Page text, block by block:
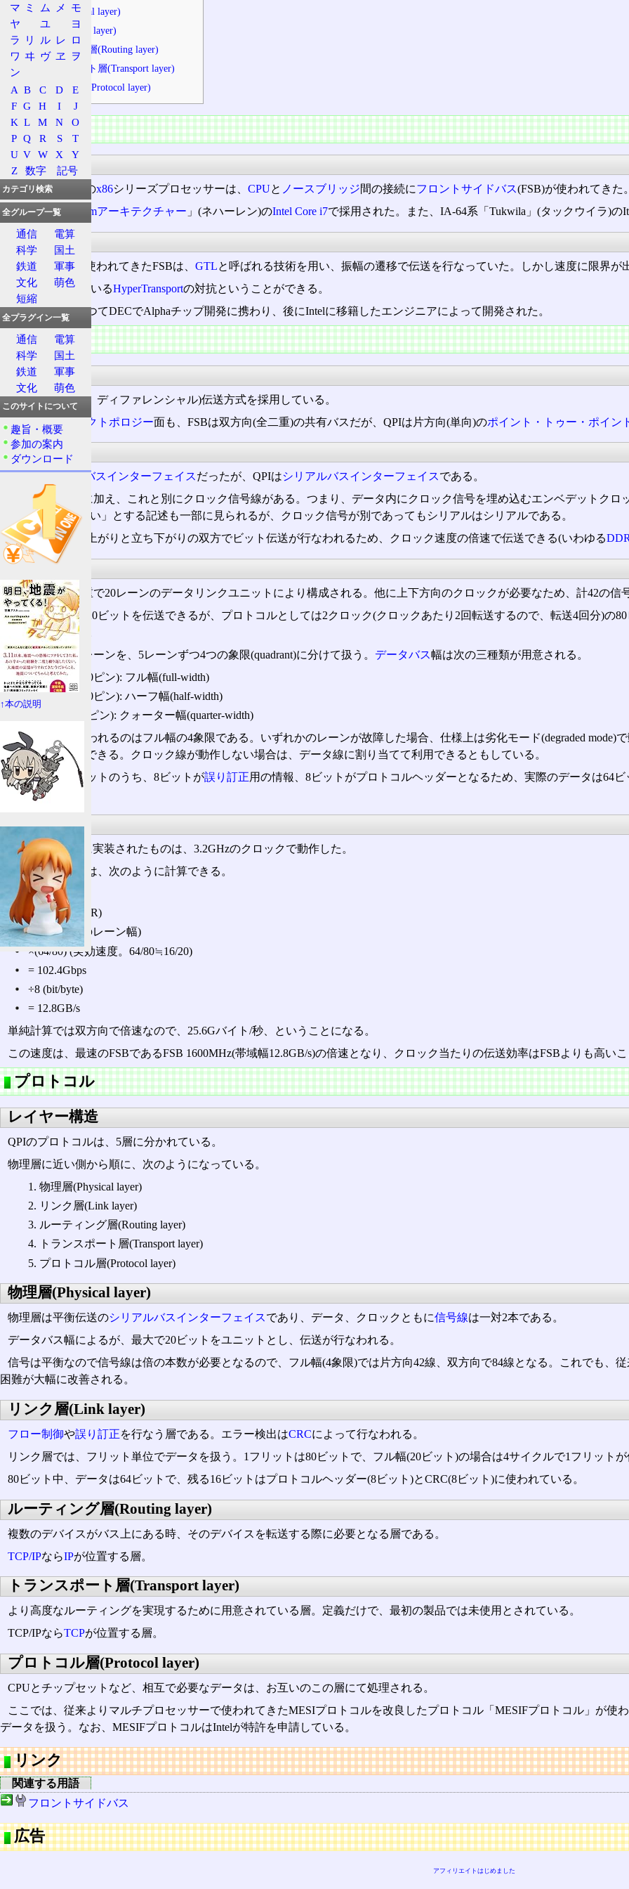
物理層(Physical layer)
リンク層(Link layer)
ルーティング層(Routing layer)
トランスポート層(Transport layer)
プロトコル層(Protocol layer)
概要
採用
Pentium Pro 以降のx86シリーズプロセッサーは、CPUと ノースブリッジ間の接続にフロントサイドバス(FSB)が使われてきた。
IA-32系「Nehalemアーキテクチャー 」(ネハーレン)のIntel Core i7で採用された。また、IA-64系「Tukwila」(タックウイラ)の
由来
Pentium Pro以来使われてきたFSBは、GTLと呼ばれる技術を用い、振幅の遷移で伝送を行なっていた。しかし速度に限界が
AMDが採用しているHyperTransportの対抗ということができる。
この技術は、かつてDECでAlphaチップ開発に携わり、後にIntelに移籍したエンジニアによって開発された。
技術
平衡伝送
QPIは平衡(差動、ディファレンシャル)伝送方式を採用している。
また ネットワークトポロジー面も、FSBは双方向(全二重)の共有バスだが、QPIは片方向(単向)のポイント・トゥー・ポイン
シリアル
FSBはパラレルバスインターフェイスだったが、QPIはシリアルバスインターフェイスである。
QPIはデータ線に加え、これと別にクロック信号線がある。つまり、データ内にクロック信号を埋め込むエンベデットク
「シリアルではない」とする記述も一部に見られるが、クロック信号が別であってもシリアルはシリアルである。
クロックの立ち上がりと立ち下がりの双方でビット伝送が行なわれるため、クロック速度の倍速で伝送できる(いわゆる
レーン
各QPIは、全二重で20レーンのデータリンクユニットにより構成される。他に上下方向のクロックが必要なため、計42の信
このため一度に20ビットを伝送できるが、プロトコルとしては2クロック(クロックあたり2回転送するので、転送4回分)の
unit)と呼んでいる。
なお、QPIは20レーンを、5レーンずつ4つの象限(quadrant)に分けて扱う。 データバス幅は次の三種類が用意される。
4象限(20対40ピン): フル幅(full-width)
2象限(10対20ピン): ハーフ幅(half-width)
1象限(5対10ピン): クォーター幅(quarter-width)
CPU用として使われるのはフル幅の4象限である。いずれかのレーンが故障した場合、仕様上は劣化モード(degraded
10+1や5+1で動作できる。クロック線が動作しない場合は、データ線に割り当てて利用できるともしている。
80ビットのフリットのうち、8ビットが誤り訂正用の情報、8ビットがプロトコルヘッダーとなるため、実際のデータは64
トである。
速度
Nehalemで最初に実装されたものは、3.2GHzのクロックで動作した。
片道の伝送速度は、次のように計算できる。
3.2GHz
×2bit/Hz (DDR)
×20bit (QPIのレーン幅)
×(64/80) (実効速度。64/80≒16/20)
= 102.4Gbps
÷8 (bit/byte)
= 12.8GB/s
単純計算では双方向で倍速なので、25.6Gバイト/秒、ということになる。
この速度は、最速のFSBであるFSB 1600MHz(帯域幅12.8GB/s)の倍速となり、クロック当たりの伝送効率はFSBよりも高いこ
プロトコル
レイヤー構造
QPIのプロトコルは、5層に分かれている。
物理層に近い側から順に、次のようになっている。
物理層(Physical layer)
リンク層(Link layer)
ルーティング層(Routing layer)
トランスポート層(Transport layer)
プロトコル層(Protocol layer)
物理層(Physical layer)
物理層は平衡伝送のシリアルバスインターフェイスであり、データ、クロックともに信号線は一対2本である。
データバス幅によるが、最大で20ビットをユニットとし、伝送が行なわれる。
信号は平衡なので信号線は倍の本数が必要となるので、フル幅(4象限)では片方向42線、双方向で84線となる。これでも、
困難が大幅に改善される。
リンク層(Link layer)
フロー制御や誤り訂正を行なう層である。エラー検出はCRCによって行なわれる。
リンク層では、フリット単位でデータを扱う。1フリットは80ビットで、フル幅(20ビット)の場合は4サイクルで1フリットが
80ビット中、データは64ビットで、残る16ビットはプロトコルヘッダー(8ビット)とCRC(8ビット)に使われている。
ルーティング層(Routing layer)
複数のデバイスがバス上にある時、そのデバイスを転送する際に必要となる層である。
TCP/IPならIPが位置する層。
トランスポート層(Transport layer)
より高度なルーティングを実現するために用意されている層。定義だけで、最初の製品では未使用とされている。
TCP/IPならTCPが位置する層。
プロトコル層(Protocol layer)
CPUとチップセットなど、相互で必要なデータは、お互いのこの層にて処理される。
ここでは、従来よりマルチプロセッサーで使われてきたMESIプロトコルを改良したプロトコル「MESIFプロトコル」が使
データを扱う。なお、MESIFプロトコルはIntelが特許を申請している。
リンク
関連する用語
フロントサイドバス
広告
アフィリエイトはじめました
マ ミ ム メ
モ
ヤ
ユ
ヨ
ラ
リ ル レ ロ
ワ ヰ ヴ ヱ
ヲ
ン
A B C D
E
F G H I
J
K L M N
O
P Q R S
T
U V W X
Y
Z
数字 記号
カテゴリ検索
全グループ一覧
通信
電算
科学
国土
鉄道
軍事
文化
萌色
短縮
全プラグイン一覧
通信
電算
科学
国土
鉄道
軍事
文化
萌色
このサイトについて
趣旨・概要
参加の案内
ダウンロード
↑本の説明